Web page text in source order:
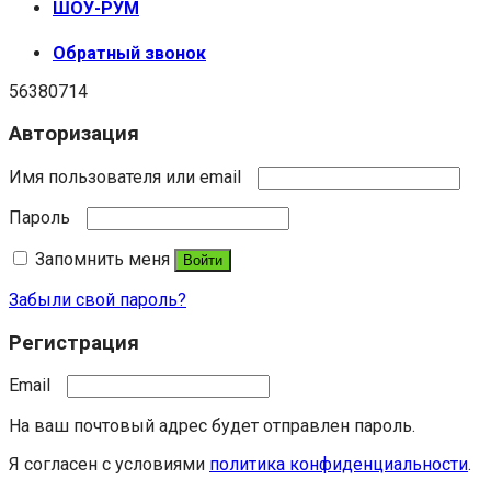
ШОУ-РУМ
Обратный звонок
56380714
Авторизация
Имя пользователя или email
Пароль
Запомнить меня
Войти
Забыли свой пароль?
Регистрация
Email
На ваш почтовый адрес будет отправлен пароль.
Я согласен с условиями политика конфиденциальности.